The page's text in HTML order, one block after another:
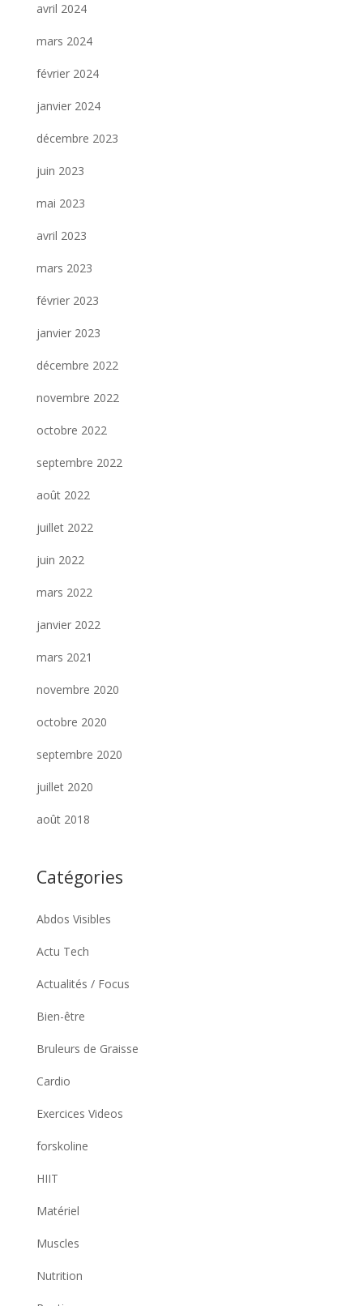
avril 2024
mars 2024
février 2024
janvier 2024
décembre 2023
juin 2023
mai 2023
avril 2023
mars 2023
février 2023
janvier 2023
décembre 2022
novembre 2022
octobre 2022
septembre 2022
août 2022
juillet 2022
juin 2022
mars 2022
janvier 2022
mars 2021
novembre 2020
octobre 2020
septembre 2020
juillet 2020
août 2018
Catégories
Abdos Visibles
Actu Tech
Actualités / Focus
Bien-être
Bruleurs de Graisse
Cardio
Exercices Videos
forskoline
HIIT
Matériel
Muscles
Nutrition